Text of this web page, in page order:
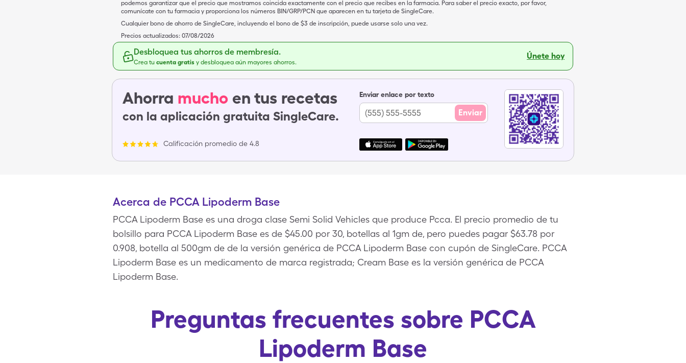
podemos garantizar que el precio que mostramos coincida exactamente con el precio que recibes en la farmacia. Para saber el precio exacto, por favor,
comunícate con tu farmacia y proporciona los números BIN/GRP/PCN que aparecen en tu tarjeta de SingleCare.
Cualquier bono de ahorro de SingleCare, incluyendo el bono de $3 de inscripción, puede usarse solo una vez.
Precios actualizados: 07/08/2026
Desbloquea tus ahorros de membresía.
Crea tu cuenta gratis y desbloquea aún mayores ahorros.
Únete hoy
Ahorra mucho en tus recetas
con la aplicación gratuita SingleCare.
Calificación promedio de 4.8
Enviar enlace por texto
Enviar
Acerca de PCCA Lipoderm Base
PCCA Lipoderm Base es una droga clase Semi Solid Vehicles que produce Pcca. El precio promedio de tu
bolsillo para PCCA Lipoderm Base es de $45.00 por 30, botellas al 1gm de, pero puedes pagar $63.78 por
0.908, botella al 500gm de de la versión genérica de PCCA Lipoderm Base con cupón de SingleCare. PCCA
Lipoderm Base es un medicamento de marca registrada; Cream Base es la versión genérica de PCCA
Lipoderm Base.
Preguntas frecuentes sobre PCCA
Lipoderm Base